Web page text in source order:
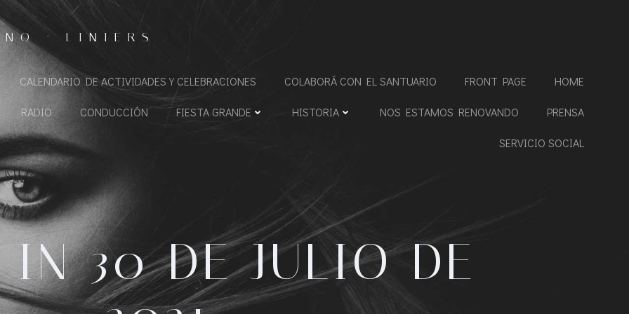
· LINIERS
CALENDARIO DE ACTIVIDADES Y CELEBRACIONES COLABORÁ CON EL SANTUARIO FRONT PAGE HOME
RADIO CONDUCCIÓN FIESTA GRANDE HISTORIA NOS ESTAMOS RENOVANDO PRENSA
SERVICIO SOCIAL
IN 30 DE JULIO DE